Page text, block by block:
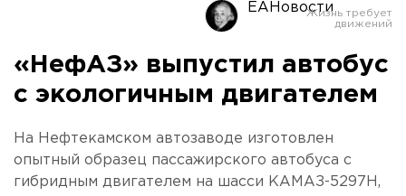
ЕАНовости
«НефАЗ» выпустил автобус
с экологичным двигателем
На Нефтекамском автозаводе изготовлен
опытный образец пассажирского автобуса с
гибридным двигателем на шасси КАМАЗ-5297Н,